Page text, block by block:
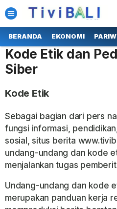
TIVIBALI.com
BERANDA EKONOMI
Kode Etik dan
Siber
Kode Etik
Sebagai bagian dari pers
fungsi informasi,
sosial, situs berita
undang-undang dan kode
menjalankan tugas
Undang-undang dan kode
merupakan panduan kerja